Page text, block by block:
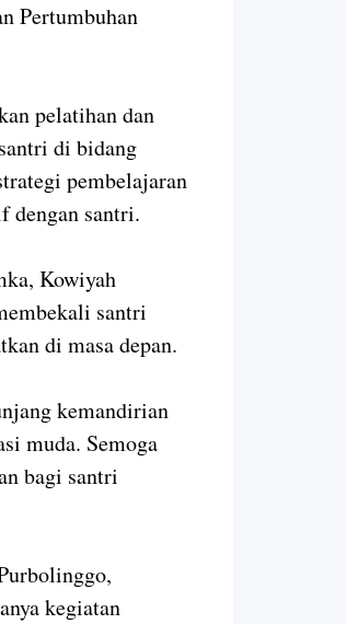
Pertumbuhan
pelatihan dan
di bidang
pembelajaran
dengan santri.
Kowiyah
santri
di masa depan.
kemandirian
muda. Semoga
bagi santri
kegiatan